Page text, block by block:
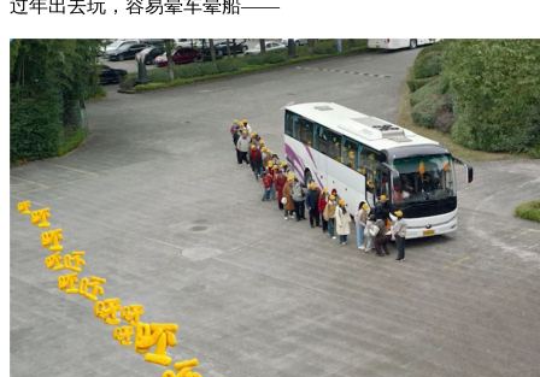
过年出去玩，容易晕车晕船——